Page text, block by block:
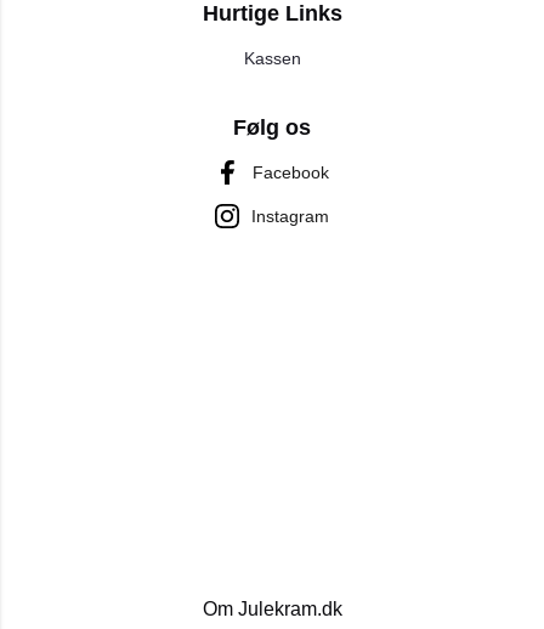
Om Julekram.dk
Hurtige Links
Kassen
Følg os
Facebook
Instagram